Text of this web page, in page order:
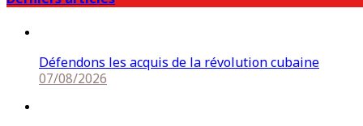
Défendons les acquis de la révolution cubaine
07/08/2026